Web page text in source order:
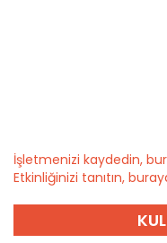
İşletmenizi kaydedin,
Etkinliğinizi tanıtın,